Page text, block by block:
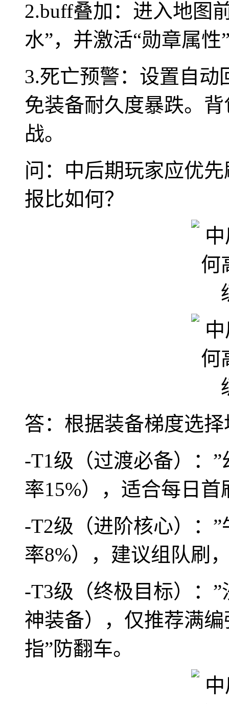
2.buff叠加：进入地图
水”，并激活“勋章属性
3.死亡预警：设置自动
免装备耐久度暴跌。
战。
问：中后期玩家应优
报比如何？
答：根据装备梯度选
-T1级（过渡必备）：
率15%），适合每日
-T2级（进阶核心）：
率8%），建议组队刷
-T3级（终极目标）：
神装备），仅推荐满
指”防翻车。